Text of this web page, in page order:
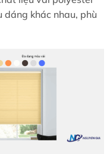
dáng khác nhau, phù